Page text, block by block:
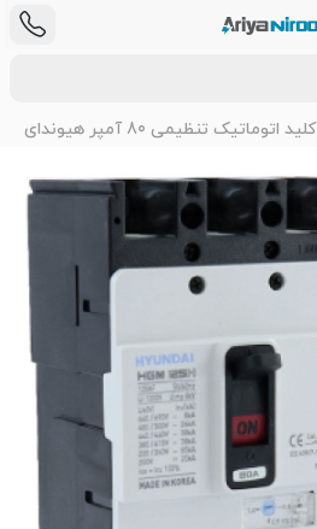
کلید اتوماتیک تنظیمی 80 آمپر هیوندای